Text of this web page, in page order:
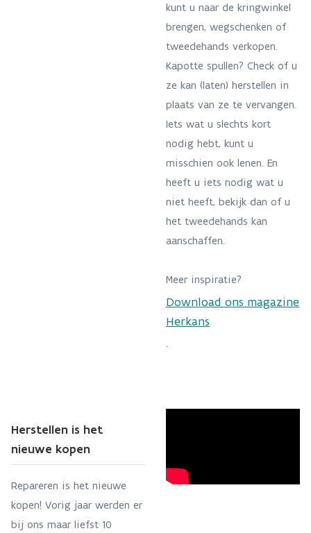
kunt u naar de kringwinkel
brengen, wegschenken of
tweedehands verkopen.
Kapotte spullen? Check of u
ze kan (laten) herstellen in
plaats van ze te vervangen.
Iets wat u slechts kort
nodig hebt, kunt u
misschien ook lenen. En
heeft u iets nodig wat u
niet heeft, bekijk dan of u
het tweedehands kan
aanschaffen.
Meer inspiratie?
Download ons magazine
Herkans
.
Herstellen is het
nieuwe kopen
Repareren is het nieuwe
kopen! Vorig jaar werden er
bij ons maar liefst 10